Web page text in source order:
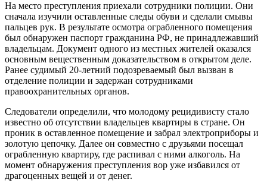
На место преступления приехали сотрудники полиции. Они
сначала изучили оставленные следы обуви и сделали смывы
пальцев рук. В результате осмотра ограбленного помещения
был обнаружен паспорт гражданина РФ, не принадлежавший
владельцам. Документ одного из местных жителей оказался
основным вещественным доказательством в открытом деле.
Ранее судимый 20-летний подозреваемый был вызван в
отделение полиции и задержан сотрудниками
правоохранительных органов.
Следователи определили, что молодому рецидивисту стало
известно об отсутствии владельцев квартиры в стране. Он
проник в оставленное помещение и забрал электроприборы и
золотую цепочку. Далее он совместно с друзьями посещал
ограбленную квартиру, где распивал с ними алкоголь. На
момент обнаружения преступления вор уже избавился от
драгоценных вещей и от денег.